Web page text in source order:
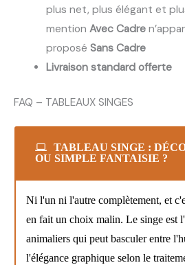
plus net, plus élégant et
mention Avec Cadre
proposé Sans Cadre
Livraison standard offerte
FAQ – TABLEAUX SINGES
TABLEAU SINGE :
OU SIMPLE FANTAISIE ?
Ni l'un ni l'autre complètement, et
en fait un choix malin. Le singe est
animaliers qui peut basculer entre
l'élégance graphique selon le